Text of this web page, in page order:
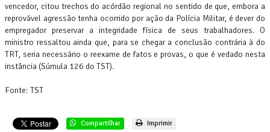
vencedor, citou trechos do acórdão regional no sentido de que, embora a
reprovável agressão tenha ocorrido por ação da Polícia Militar, é dever do
empregador preservar a integridade física de seus trabalhadores. O
ministro ressaltou ainda que, para se chegar a conclusão contrária à do
TRT, seria necessário o reexame de fatos e provas, o que é vedado nesta
instância (Súmula 126 do TST).
Fonte: TST
Compartilhar Imprimir